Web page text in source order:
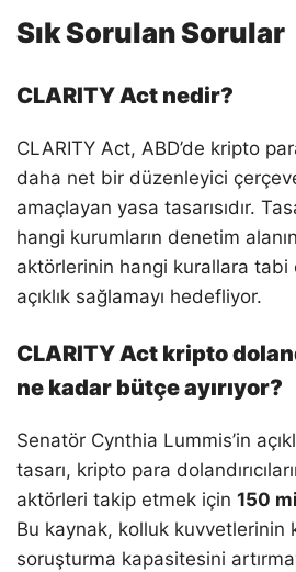
Sık Sorulan Sorular
CLARITY Act nedir?
CLARITY Act, ABD’de kripto
daha net bir düzenleyici
amaçlayan yasa tasarısıdır.
hangi kurumların denetim
aktörlerinin hangi kurallara tabi
açıklık sağlamayı hedefliyor.
CLARITY Act kripto
ne kadar bütçe ayırıyor?
Senatör Cynthia Lummis’in
tasarı, kripto para
aktörleri takip etmek için 150
Bu kaynak, kolluk kuvvetlerinin
soruşturma kapasitesini